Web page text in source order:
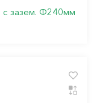
с зазем. Ф240мм